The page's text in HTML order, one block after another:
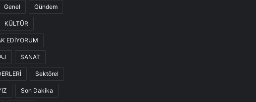
Genel Gündem
KÜLTÜR
EDİYORUM
SANAT
Sektörel
Son Dakika